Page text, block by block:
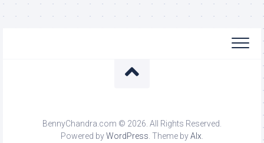
BennyChandra.com © 2026. All Rights Reserved.
Powered byWordPress. Theme byAlx.